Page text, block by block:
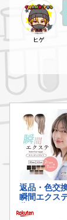
ヒゲ